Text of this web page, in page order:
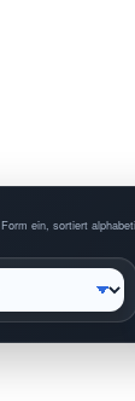
ein, sortiert